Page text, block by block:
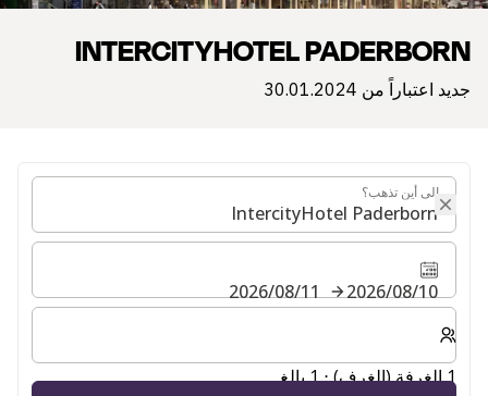
INTERCITYHOTEL PADERBORN
جديد اعتباراً من 30.01.2024
إلى أين تذهب؟
إلى أين تذهب؟
10‏/08‏/2026
11‏/08‏/2026
حدد عدد الغرف والضيوف لإقامتك
1 الغرفة (الغرف) ⋅ 1 بالغ